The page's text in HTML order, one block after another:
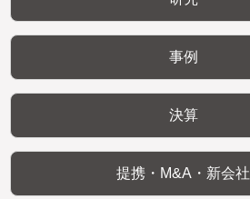
事例
決算
提携・M&A・新会社